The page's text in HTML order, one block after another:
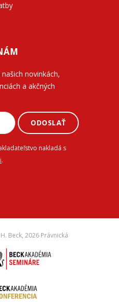
novinkách,
a akčných
ODOSLAŤ
nakladá s
.
Beck, 2026 Právnická